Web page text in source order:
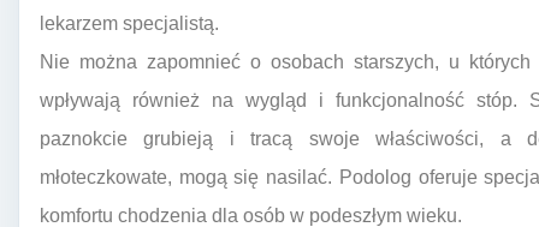
lekarzem specjalistą.
Nie można zapomnieć o osobach starszych, u
wpływają również na wygląd i funkcjonalność stóp.
paznokcie grubieją i tracą swoje właściwości, a
młoteczkowate, mogą się nasilać. Podolog oferuje
komfortu chodzenia dla osób w podeszłym wieku.